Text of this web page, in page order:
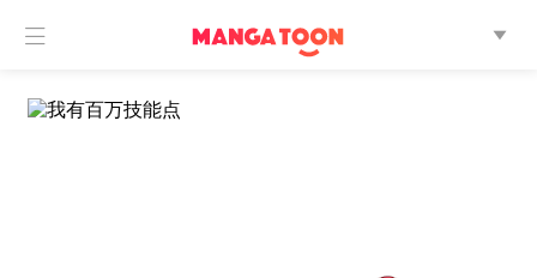
 